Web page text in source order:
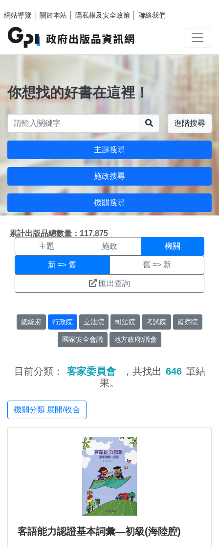
網站導覽
關於本站 隱私權及安全政策 聯絡我們
你想找的好書在這裡！
進階搜尋
主題搜尋
施政搜尋
機關搜尋
累計出版品總數量：117,875
機關搜尋結果頁面
主題 施政 機關
新 => 舊 舊 => 新
匯出查詢
總統府 行政院 立法院 司法院 考試院 監察院
國家安全會議 地方政府/議會
目前分類： 客家委員會 ，共找出 646 筆結
果。
機關分類 展開/收合
客語能力認證基本詞彙―初級(海陸腔)